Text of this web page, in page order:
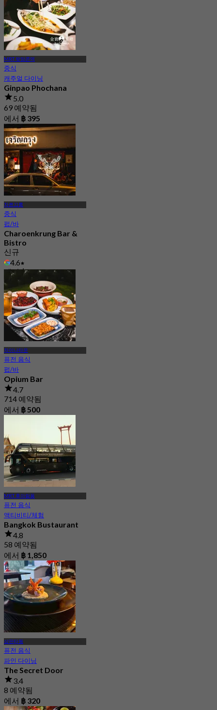
MRT 왓망콘역
중식
캐주얼 다이닝
Ginpao Phochana
5.0
69 예약됨
에서 ฿ 395
차른끄룽
중식
펍/바
Charoenkrung Bar &
Bistro
신규
4.6
에서฿ 437.5
차이나타운
퓨전 음식
펍/바
Opium Bar
4.7
714 예약됨
에서 ฿ 500
MRT 후아람퐁
퓨전 음식
액티비티/체험
Bangkok Bustaurant
4.8
58 예약됨
에서 ฿ 1,850
삼판타웡
퓨전 음식
파인 다이닝
The Secret Door
3.4
8 예약됨
에서 ฿ 320